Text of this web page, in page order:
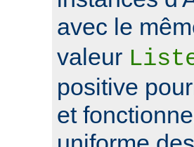
avec le
valeur
positive
et